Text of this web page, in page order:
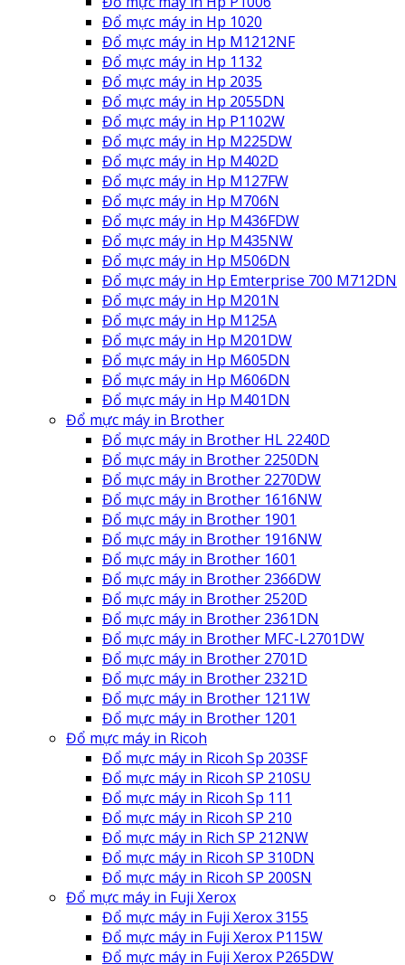
Đổ mực máy in Hp 1020
Đổ mực máy in Hp M1212NF
Đổ mực máy in Hp 1132
Đổ mực máy in Hp 2035
Đổ mực máy in Hp 2055DN
Đổ mực máy in Hp P1102W
Đổ mực máy in Hp M225DW
Đổ mực máy in Hp M402D
Đổ mực máy in Hp M127FW
Đổ mực máy in Hp M706N
Đổ mực máy in Hp M436FDW
Đổ mực máy in Hp M435NW
Đổ mực máy in Hp M506DN
Đổ mực máy in Hp Emterprise 700 M712DN
Đổ mực máy in Hp M201N
Đổ mực máy in Hp M125A
Đổ mực máy in Hp M201DW
Đổ mực máy in Hp M605DN
Đổ mực máy in Hp M606DN
Đổ mực máy in Hp M401DN
Đổ mực máy in Brother
Đổ mực máy in Brother HL 2240D
Đổ mực máy in Brother 2250DN
Đổ mực máy in Brother 2270DW
Đổ mực máy in Brother 1616NW
Đổ mực máy in Brother 1901
Đổ mực máy in Brother 1916NW
Đổ mực máy in Brother 1601
Đổ mực máy in Brother 2366DW
Đổ mực máy in Brother 2520D
Đổ mực máy in Brother 2361DN
Đổ mực máy in Brother MFC-L2701DW
Đổ mực máy in Brother 2701D
Đổ mực máy in Brother 2321D
Đổ mực máy in Brother 1211W
Đổ mực máy in Brother 1201
Đổ mực máy in Ricoh
Đổ mực máy in Ricoh Sp 203SF
Đổ mực máy in Ricoh SP 210SU
Đổ mực máy in Ricoh Sp 111
Đổ mực máy in Ricoh SP 210
Đổ mực máy in Rich SP 212NW
Đổ mực máy in Ricoh SP 310DN
Đổ mực máy in Ricoh SP 200SN
Đổ mực máy in Fuji Xerox
Đổ mực máy in Fuji Xerox 3155
Đổ mực máy in Fuji Xerox P115W
Đổ mực máy in Fuji Xerox P265DW